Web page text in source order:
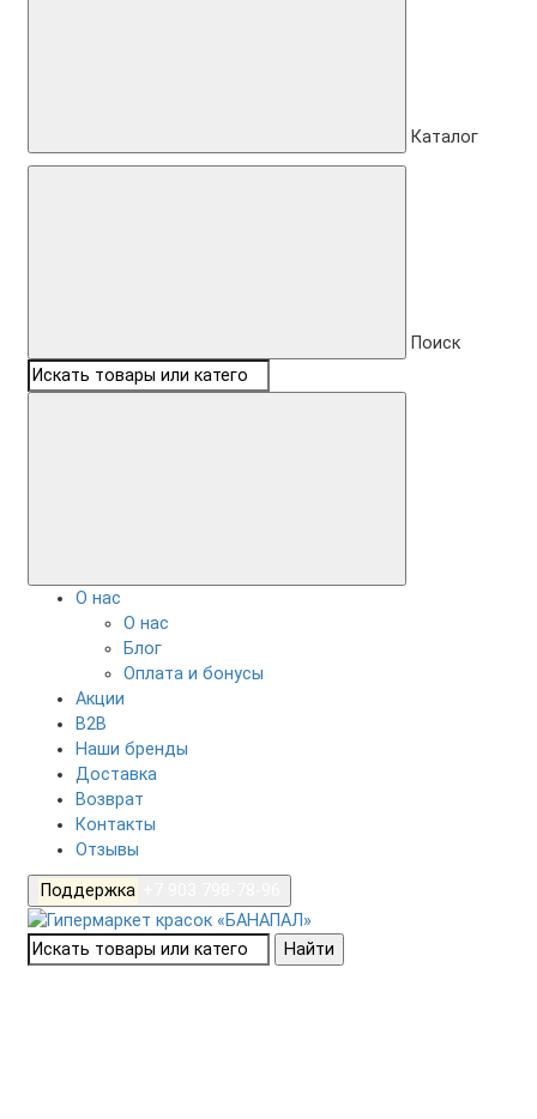
Каталог
Поиск
О нас
О нас
Блог
Оплата и бонусы
Акции
B2B
Наши бренды
Доставка
Возврат
Контакты
Отзывы
Поддержка
Найти